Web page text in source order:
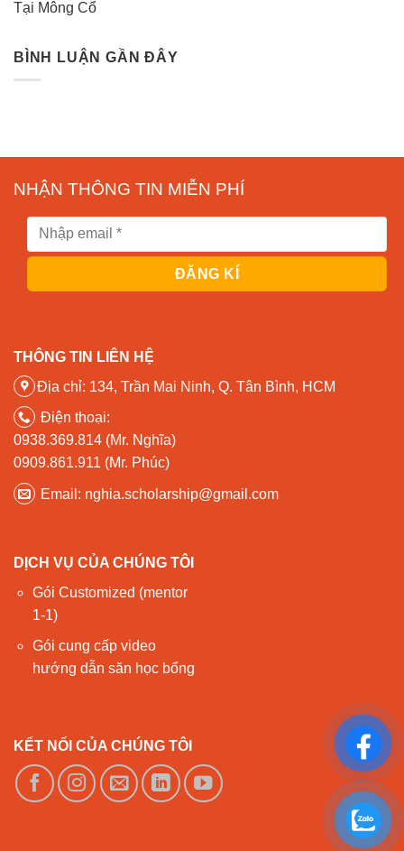
Tại Mông Cổ
BÌNH LUẬN GẦN ĐÂY
NHẬN THÔNG TIN MIỄN PHÍ
THÔNG TIN LIÊN HỆ
Địa chỉ: 134, Trần Mai Ninh, Q. Tân Bình, HCM
Điện thoại:
0938.369.814 (Mr. Nghĩa)
0909.861.911 (Mr. Phúc)
Email: nghia.scholarship@gmail.com
DỊCH VỤ CỦA CHÚNG TÔI
Gói Customized (mentor
1-1)
Gói cung cấp video
hướng dẫn săn học bổng
KẾT NỐI CỦA CHÚNG TÔI